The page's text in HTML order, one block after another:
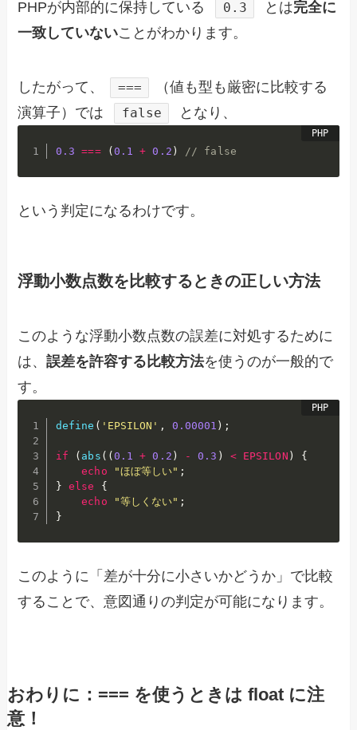
PHPが内部的に保持している 0.3 とは完全に
一致していないことがわかります。
したがって、 ===
（値も型も厳密に比較する
演算子）では
false となり、
0.3 === ( 0.1 + 0.2 ) // false
という判定になるわけです。
浮動小数点数を比較するときの正しい方法
このような浮動小数点数の誤差に対処するために
は、誤差を許容する比較方法を使うのが一般的で
す。
define ( 'EPSILON' , 0.00001 ) ;
if ( abs ( ( 0.1 + 0.2 ) - 0.3 ) < EPSILON )
{
echo
"ほぼ等しい" ;
}
else
{
echo
"等しくない" ;
}
このように「差が十分に小さいかどうか」で比較
することで、意図通りの判定が可能になります。
おわりに：=== を使うときは float に注
意！